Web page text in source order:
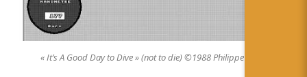
« It’s A Good Day to Dive » (not to die) ©1988 Philippe CARREZ